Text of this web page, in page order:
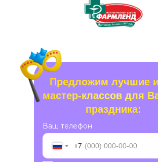
Предложим лучшие
мастер-классов для
праздника:
Ваш телефон
+7